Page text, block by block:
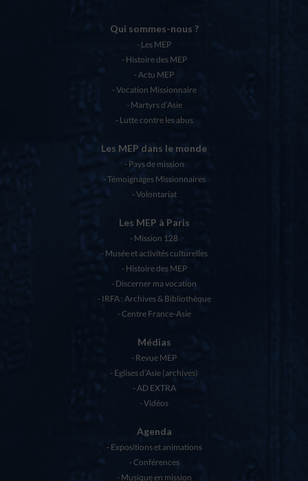
Qui sommes-nous ?
Les MEP
Histoire des MEP
Actu MEP
Vocation Missionnaire
Martyrs d’Asie
Lutte contre les abus
Les MEP dans le monde
Pays de mission
Témoignages Missionnaires
Volontariat
Les MEP à Paris
Mission 128
Musée et activités culturelles
Histoire des MEP
Discerner ma vocation
IRFA : Archives & Bibliothèque
Centre France-Asie
Médias
Revue MEP
Eglises d’Asie (archives)
AD EXTRA
Vidéos
Agenda
Expositions et animations
Conférences
Musique en mission